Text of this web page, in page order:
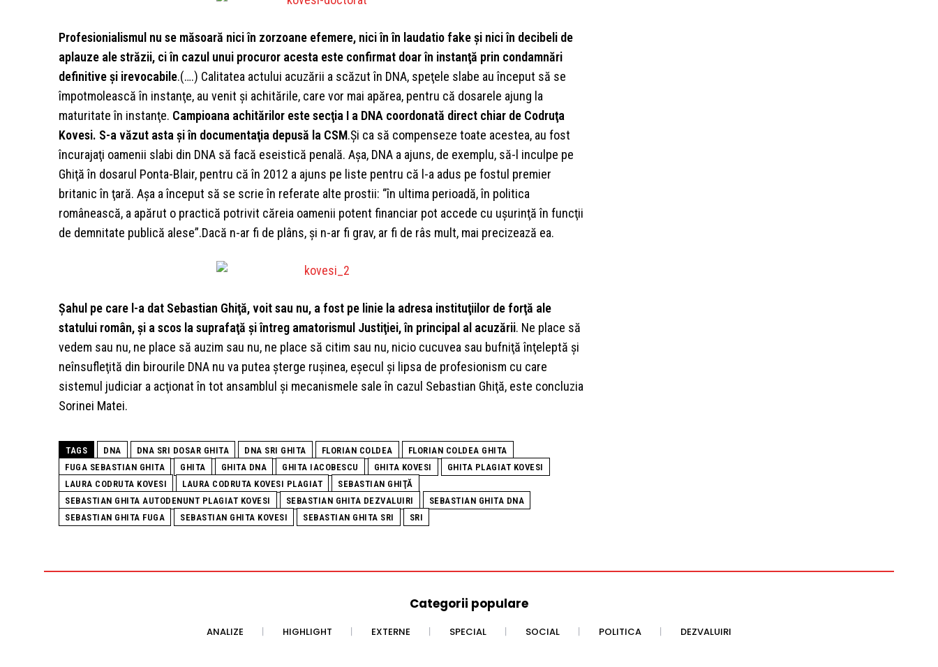
Profesionialismul nu se măsoară nici în zorzoane efemere, nici în în laudatio fake şi nici în decibeli de
aplauze ale străzii, ci în cazul unui procuror acesta este confirmat doar în instanţă prin condamnări
definitive şi irevocabile.(….) Calitatea actului acuzării a scăzut în DNA, speţele slabe au început să se
împotmolească în instanţe, au venit şi achitările, care vor mai apărea, pentru că dosarele ajung la
maturitate în instanţe. Campioana achitărilor este secţia I a DNA coordonată direct chiar de Codruţa
Kovesi. S-a văzut asta şi în documentaţia depusă la CSM.Şi ca să compenseze toate acestea, au fost
încurajaţi oamenii slabi din DNA să facă eseistică penală. Aşa, DNA a ajuns, de exemplu, să-l inculpe pe
Ghiţă în dosarul Ponta-Blair, pentru că în 2012 a ajuns pe liste pentru că l-a adus pe fostul premier
britanic în ţară. Aşa a început să se scrie în referate alte prostii: “în ultima perioadă, în politica
românească, a apărut o practică potrivit căreia oamenii potent financiar pot accede cu uşurinţă în funcţii
de demnitate publică alese”.Dacă n-ar fi de plâns, şi n-ar fi grav, ar fi de râs mult, mai precizează ea.
Şahul pe care l-a dat Sebastian Ghiţă, voit sau nu, a fost pe linie la adresa instituţiilor de forţă ale
statului român, şi a scos la suprafaţă şi întreg amatorismul Justiţiei, în principal al acuzării. Ne place să
vedem sau nu, ne place să auzim sau nu, ne place să citim sau nu, nicio cucuvea sau bufniţă înţeleptă şi
neînsufleţită din birourile DNA nu va putea şterge ruşinea, eşecul şi lipsa de profesionism cu care
sistemul judiciar a acţionat în tot ansamblul şi mecanismele sale în cazul Sebastian Ghiţă, este concluzia
Sorinei Matei.
TAGS DNA DNA SRI DOSAR GHITA DNA SRI GHITA FLORIAN COLDEA
FLORIAN COLDEA GHITA
FUGA SEBASTIAN GHITA
GHITA GHITA DNA GHITA IACOBESCU GHITA KOVESI
GHITA PLAGIAT KOVESI
LAURA CODRUTA KOVESI
LAURA CODRUTA KOVESI PLAGIAT
SEBASTIAN GHIŢĂ
SEBASTIAN GHITA AUTODENUNT PLAGIAT KOVESI
SEBASTIAN GHITA DEZVALUIRI
SEBASTIAN GHITA DNA
SEBASTIAN GHITA FUGA
SEBASTIAN GHITA KOVESI SEBASTIAN GHITA SRI SRI
Categorii populare
ANALIZE HIGHLIGHT EXTERNE SPECIAL SOCIAL POLITICA DEZVALUIRI